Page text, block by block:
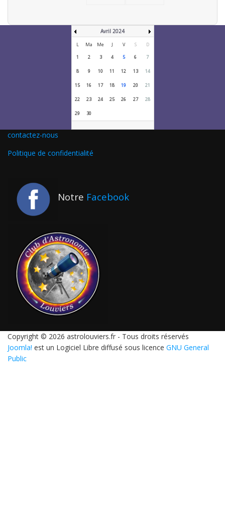
Avril 2024
L Ma Me J V S
D
1
2 3 4 5 6 7
8 9 10 11 12 13 14
15 16 17 18 19 20 21
22 23 24 25 26 27 28
29 30
contactez-nous
Politique de confidentialité
Notre Facebook
Copyright © 2026 astrolouviers.fr - Tous droits réservés
Joomla! est un Logiciel Libre diffusé sous licence GNU General
Public